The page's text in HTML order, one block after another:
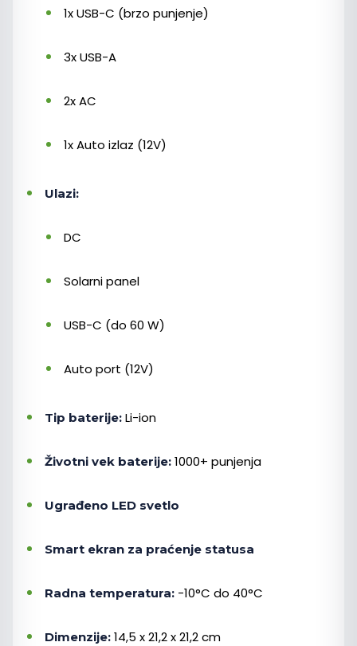
1x USB-C (brzo punjenje)
3x USB-A
2x AC
1x Auto izlaz (12V)
Ulazi:
DC
Solarni panel
USB-C (do 60 W)
Auto port (12V)
Tip baterije: Li-ion
Životni vek baterije: 1000+ punjenja
Ugrađeno LED svetlo
Smart ekran za praćenje statusa
Radna temperatura: -10°C do 40°C
Dimenzije: 14,5 x 21,2 x 21,2 cm